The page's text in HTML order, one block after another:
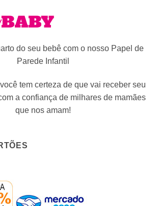
do seu bebê com o nosso Papel de
Parede Infantil
tem certeza de que vai receber seu
a confiança de milhares de mamães
que nos amam!